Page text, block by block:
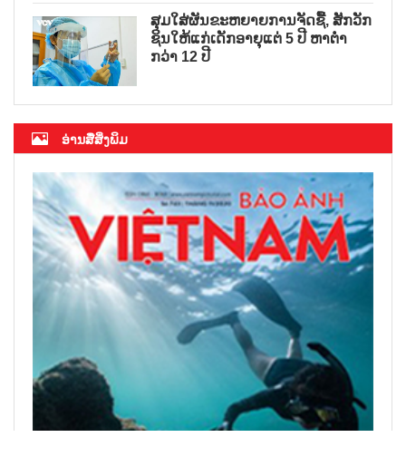
ສຸມໃສ່ຜັນຂະຫຍາຍການຈັດຊື້, ສັກວັກ
ຊິນໃຫ້ແກ່ເດັກອາຍຸແຕ່ 5 ປີ ຫາຕ່ຳ
ກວ່າ 12 ປີ
ອ່ານສື່ສິ່ງພິມ